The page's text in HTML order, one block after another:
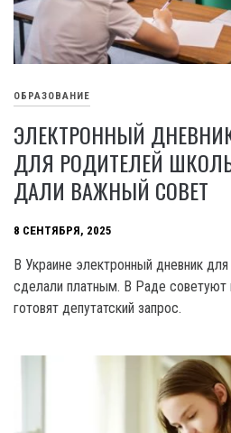
ОБРАЗОВАНИЕ
ЭЛЕКТРОННЫЙ
ДЛЯ РОДИТЕЛЕЙ
ДАЛИ ВАЖНЫЙ СОВЕТ
8 СЕНТЯБРЯ, 2025
В Украине электронный дневник
сделали платным. В Раде советуют
готовят депутатский запрос.